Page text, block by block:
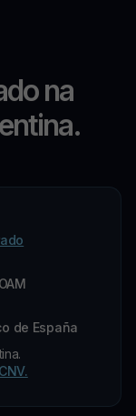
na
de España